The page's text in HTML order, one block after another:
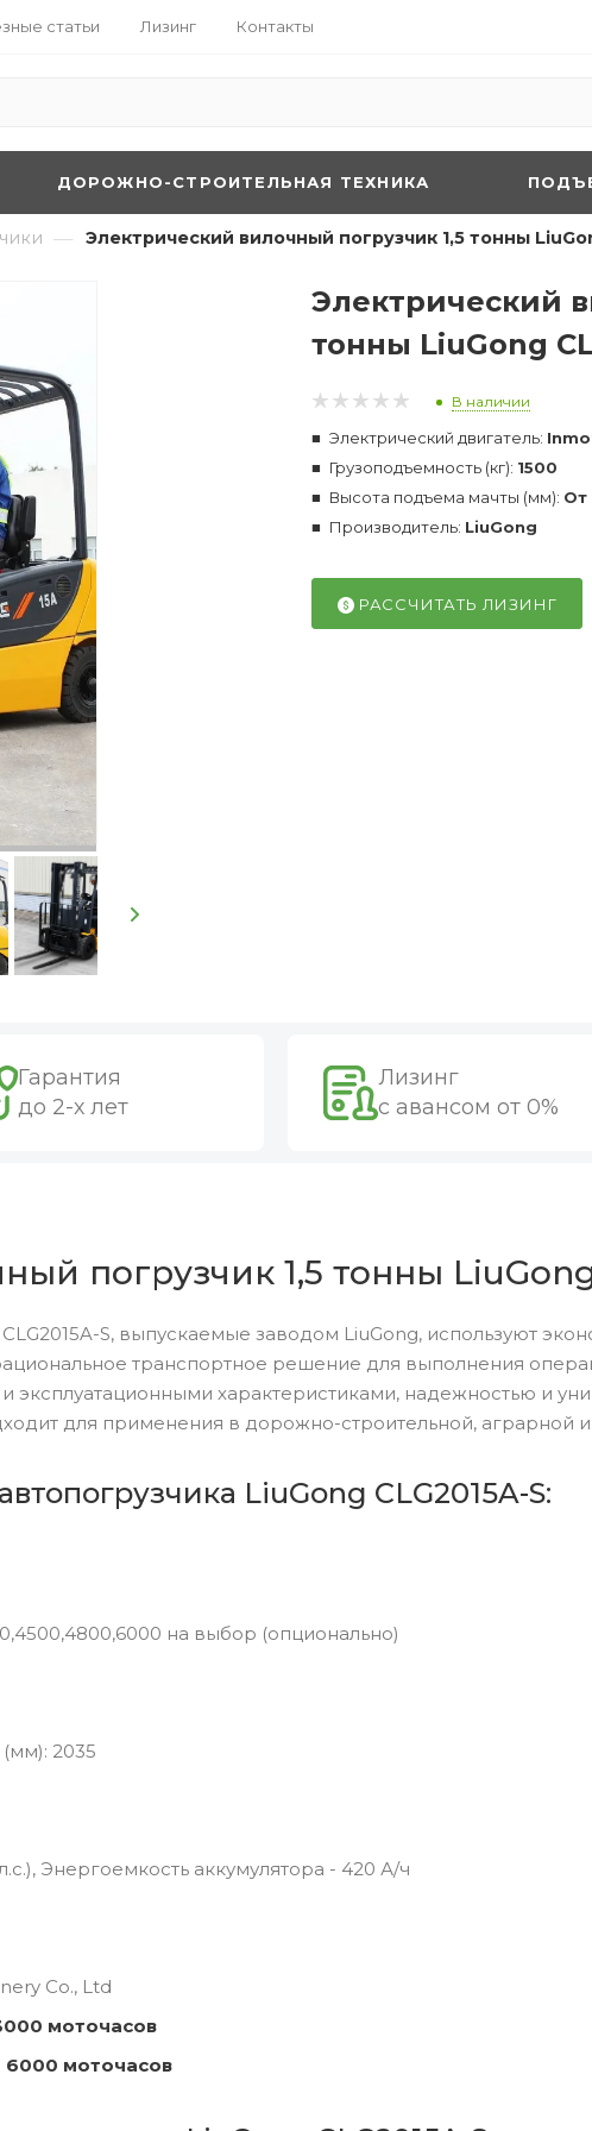
статьи Лизинг Контакты
ДОРОЖНО-СТРОИТЕЛЬНАЯ ТЕХНИКА
— Электрический вилочный погрузчик 1,5 тонны
Электрический
тонны LiuGong
В наличии
Электрический двигатель:
Грузоподъемность (кг): 1500
Высота подъема мачты (мм): От
Производитель: LiuGong
РАССЧИТАТЬ ЛИЗИНГ
Гарантия
до 2-х лет
Лизинг
с авансом от 0%
погрузчик 1,5 тонны
S, выпускаемые заводом LiuGong, используют
транспортное решение для выполнения
характеристиками, надежностью и
для применения в дорожно-строительной, аграрной
LiuGong CLG2015A-S:
на выбор (опционально)
2035
Энергоемкость аккумулятора - 420 А/ч
Co., Ltd
моточасов
моточасов